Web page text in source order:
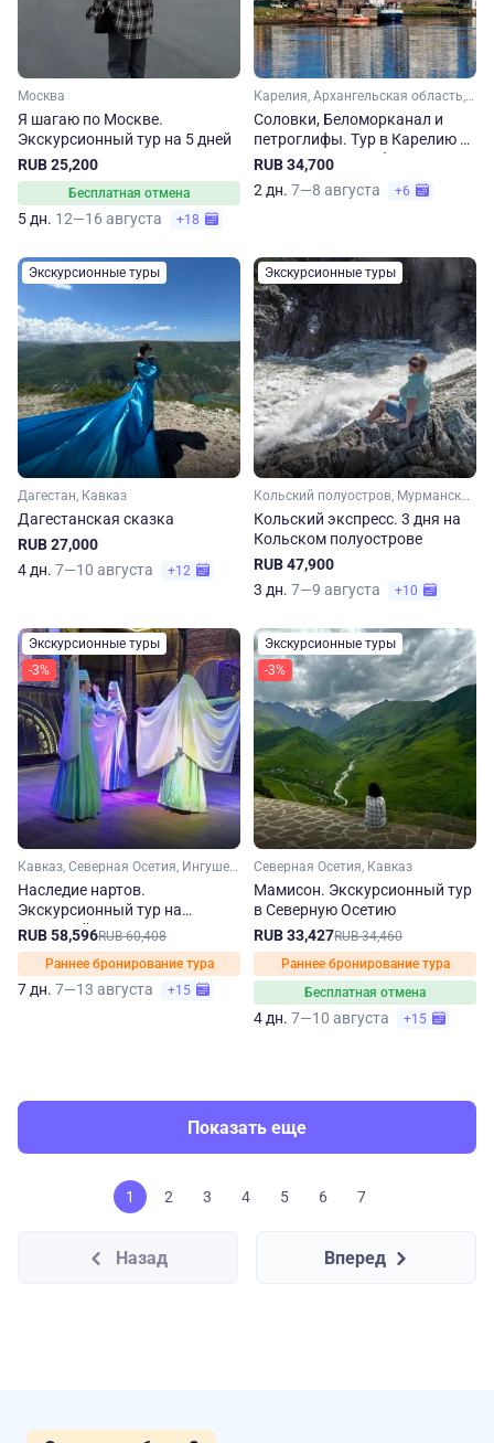
Москва
Я шагаю по Москве.
Экскурсионный тур на 5 дней
RUB 25,200
Бесплатная отмена
5 дн. 12—16 августа +18
Карелия, Архангельская область, Арктика
Соловки, Беломорканал и
петроглифы. Тур в Карелию и
Архангельскую область
RUB 34,700
2 дн. 7—8 августа +6
Экскурсионные туры
Дагестан, Кавказ
Дагестанская сказка
RUB 27,000
4 дн. 7—10 августа +12
Экскурсионные туры
Кольский полуостров, Мурманская область, Арктика
Кольский экспресс. 3 дня на
Кольском полуострове
RUB 47,900
3 дн. 7—9 августа +10
Экскурсионные туры
-3%
Кавказ, Северная Осетия, Ингушетия, Кабардино-Балкария, Чечня
Наследие нартов.
Экскурсионный тур на
Северный Кавказ
RUB 58,596RUB 60,408
Раннее бронирование тура
7 дн. 7—13 августа +15
Экскурсионные туры
-3%
Северная Осетия, Кавказ
Мамисон. Экскурсионный тур
в Северную Осетию
RUB 33,427RUB 34,460
Раннее бронирование тура
Бесплатная отмена
4 дн. 7—10 августа +15
Показать еще
1 2 3 4 5 6 7
Назад Вперед